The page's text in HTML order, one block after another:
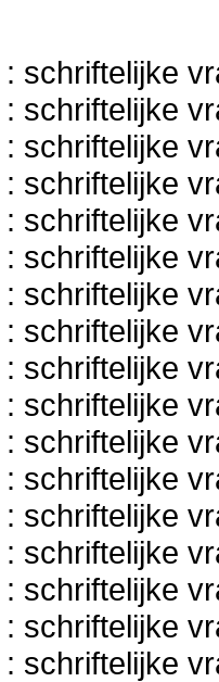
schriftelijke
schriftelijke
schriftelijke
schriftelijke
schriftelijke
schriftelijke
schriftelijke
schriftelijke
schriftelijke
schriftelijke
schriftelijke
schriftelijke
schriftelijke
schriftelijke
schriftelijke
schriftelijke
schriftelijke